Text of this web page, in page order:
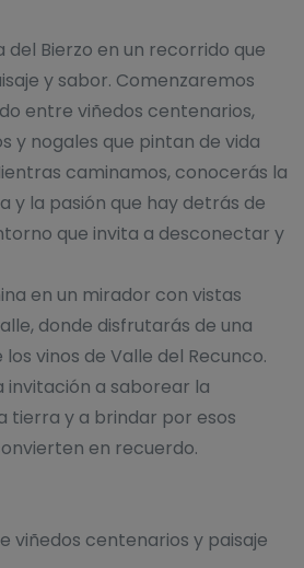
del Bierzo en un recorrido que
y sabor. Comenzaremos
entre viñedos centenarios,
y nogales que pintan de vida
caminamos, conocerás la
y la pasión que hay detrás de
que invita a desconectar y
en un mirador con vistas
donde disfrutarás de una
vinos de Valle del Recunco.
invitación a saborear la
tierra y a brindar por esos
en recuerdo.
viñedos centenarios y paisaje